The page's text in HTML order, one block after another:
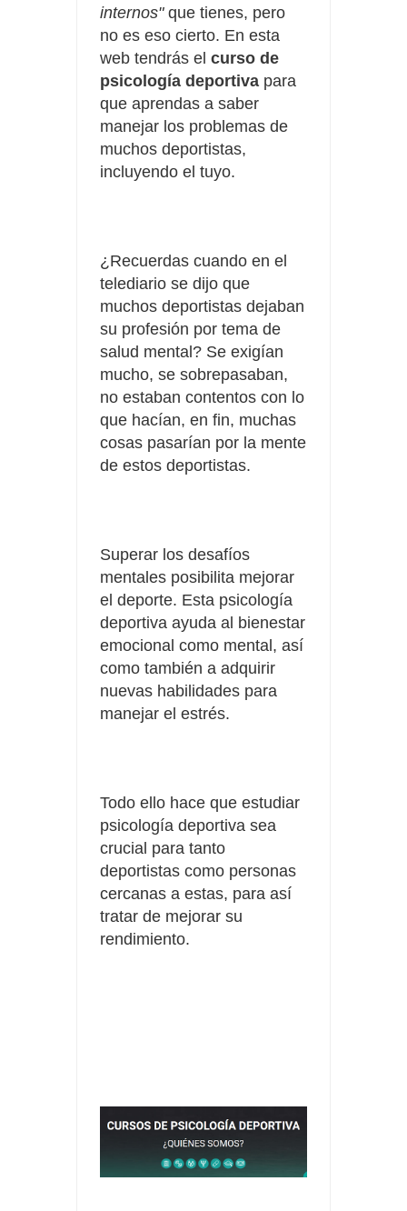
internos"que tienes, pero
no es eso cierto. En esta
web tendrás el curso de
psicología deportiva para
que aprendas a saber
manejar los problemas de
muchos deportistas,
incluyendo el tuyo.
¿Recuerdas cuando en el
telediario se dijo que
muchos deportistas dejaban
su profesión por tema de
salud mental? Se exigían
mucho, se sobrepasaban,
no estaban contentos con lo
que hacían, en fin, muchas
cosas pasarían por la mente
de estos deportistas.
Superar los desafíos
mentales posibilita mejorar
el deporte. Esta psicología
deportiva ayuda al bienestar
emocional como mental, así
como también a adquirir
nuevas habilidades para
manejar el estrés.
Todo ello hace que estudiar
psicología deportiva sea
crucial para tanto
deportistas como personas
cercanas a estas, para así
tratar de mejorar su
rendimiento.